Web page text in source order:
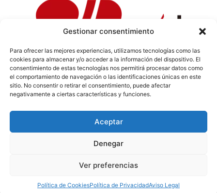
Gestionar consentimiento
Para ofrecer las mejores experiencias, utilizamos tecnologías como las
cookies para almacenar y/o acceder a la información del dispositivo. El
consentimiento de estas tecnologías nos permitirá procesar datos como
el comportamiento de navegación o las identificaciones únicas en este
sitio. No consentir o retirar el consentimiento, puede afectar
negativamente a ciertas características y funciones.
Aceptar
Denegar
Ver preferencias
Política de CookiesPolítica de PrivacidadAviso Legal
Política de Privacidad| Política de Cookies|Aviso
Legal|Codi ètic|Tarifes de Publicitat
info@sermaestrat.com